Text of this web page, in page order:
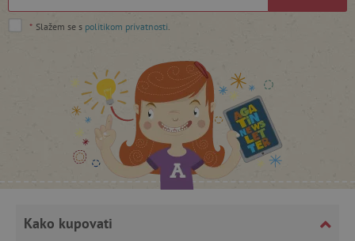
* Slažem se s politikom privatnosti
Kako kupovati
featureFlagCheckoutExperimentVariant
product_filter_remember www.agatinsvijet.hr
PHPSESSID
PHP.net
www.agatinsvijet.hr
_lb